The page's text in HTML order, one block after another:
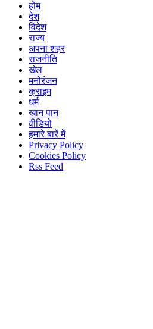
होम
देश
विदेश
राज्य
अपना शहर
राजनीति
खेल
मनोरंजन
क्राइम
धर्म
खान पान
वीडियो
हमारे बारें में
Privacy Policy
Cookies Policy
Rss Feed